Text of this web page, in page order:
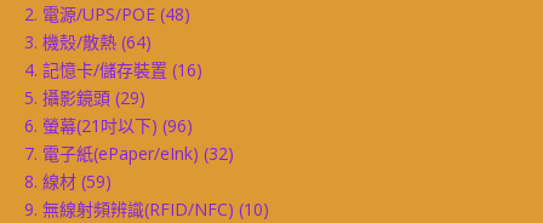
2. 電源/UPS/POE (48)
3. 機殼/散熱 (64)
4. 記憶卡/儲存裝置 (16)
5. 攝影鏡頭 (29)
6. 螢幕(21吋以下) (96)
7. 電子紙(ePaper/eInk) (32)
8. 線材 (59)
9. 無線射頻辨識(RFID/NFC) (10)